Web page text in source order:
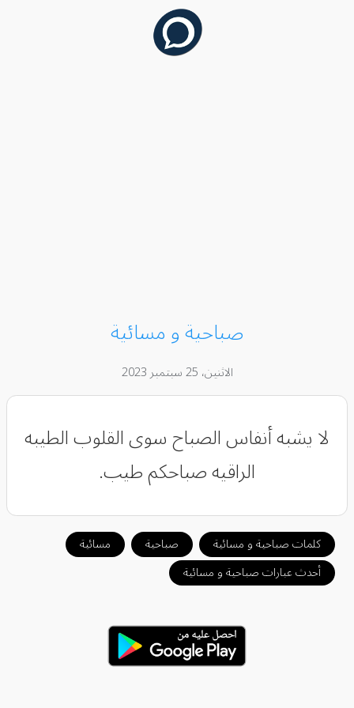
صباحية و مسائية
الاثنين، 25 سبتمبر 2023
لا يشبه أنفاس الصباح سوى القلوب الطيبه
الراقيه صباحكم طيب.
كلمات صباحية و مسائية صباحية
مسائية
أحدث عبارات صباحية و مسائية